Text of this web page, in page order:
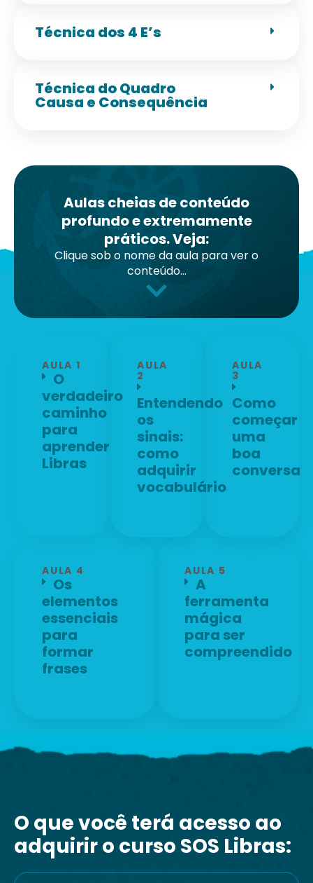
Técnica dos 4 E’s
Técnica do Quadro
Causa e Consequência
Aulas cheias de conteúdo
profundo e extremamente
práticos. Veja:
Clique sob o nome da aula para ver o
conteúdo...
AULA 1
O
verdadeiro
caminho
para
aprender
Libras
AULA
2
Entendendo
os
sinais:
como
adquirir
vocabulário
AULA
3
Como
começar
uma
boa
conversa
AULA 4
Os
elementos
essenciais
para
formar
frases
AULA 5
A
ferramenta
mágica
para ser
compreendido
O que você terá acesso ao
adquirir o curso SOS Libras: